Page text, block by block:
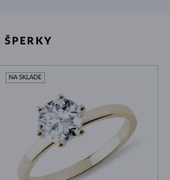
ŠPERKY
NA SKLADE